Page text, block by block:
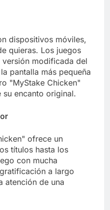
dispositivos móviles,
quieras. Los juegos
versión modificada del
pantalla más pequeña
"MyStake Chicken"
su encanto original.
ofrece un
títulos hasta los
con mucha
a largo
atención de una